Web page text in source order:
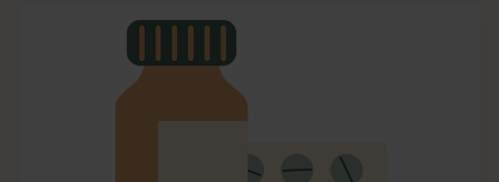
Lista: . Innehåller 1 objekt.